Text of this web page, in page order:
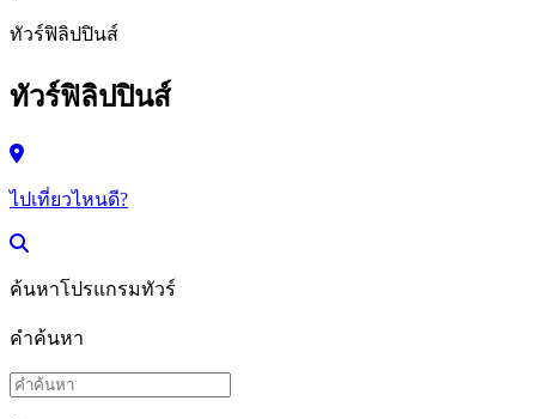
ทัวร์ฟิลิปปินส์
ทัวร์ฟิลิปปินส์
ไปเที่ยวไหนดี?
ค้นหาโปรแกรมทัวร์
คำค้นหา